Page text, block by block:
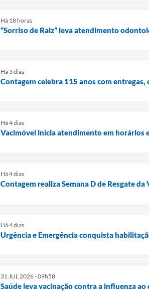
Há 18 horas
“Sorriso de Raiz” leva atendimento
Há 3 dias
Contagem celebra 115 anos com
Há 4 dias
Vacimóvel inicia atendimento em horários
Há 4 dias
Contagem realiza Semana D de Resgate da
Há 4 dias
Urgência e Emergência conquista
31 JUL 2026 - 09h58
Saúde leva vacinação contra a influenza